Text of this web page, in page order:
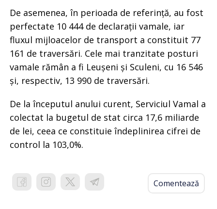
De asemenea, în perioada de referință, au fost
perfectate 10 444 de declarații vamale, iar
fluxul mijloacelor de transport a constituit 77
161 de traversări. Cele mai tranzitate posturi
vamale rămân a fi Leușeni și Sculeni, cu 16 546
și, respectiv, 13 990 de traversări.
De la începutul anului curent, Serviciul Vamal a
colectat la bugetul de stat circa 17,6 miliarde
de lei, ceea ce constituie îndeplinirea cifrei de
control la 103,0%.
Comentează